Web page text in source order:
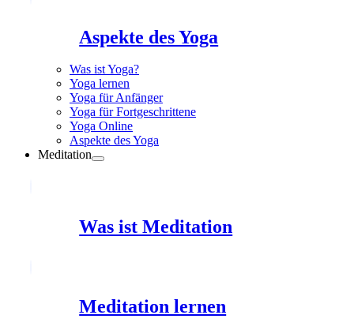
Aspekte des Yoga
Was ist Yoga?
Yoga lernen
Yoga für Anfänger
Yoga für Fortgeschrittene
Yoga Online
Aspekte des Yoga
Meditation
Was ist Meditation
Meditation lernen